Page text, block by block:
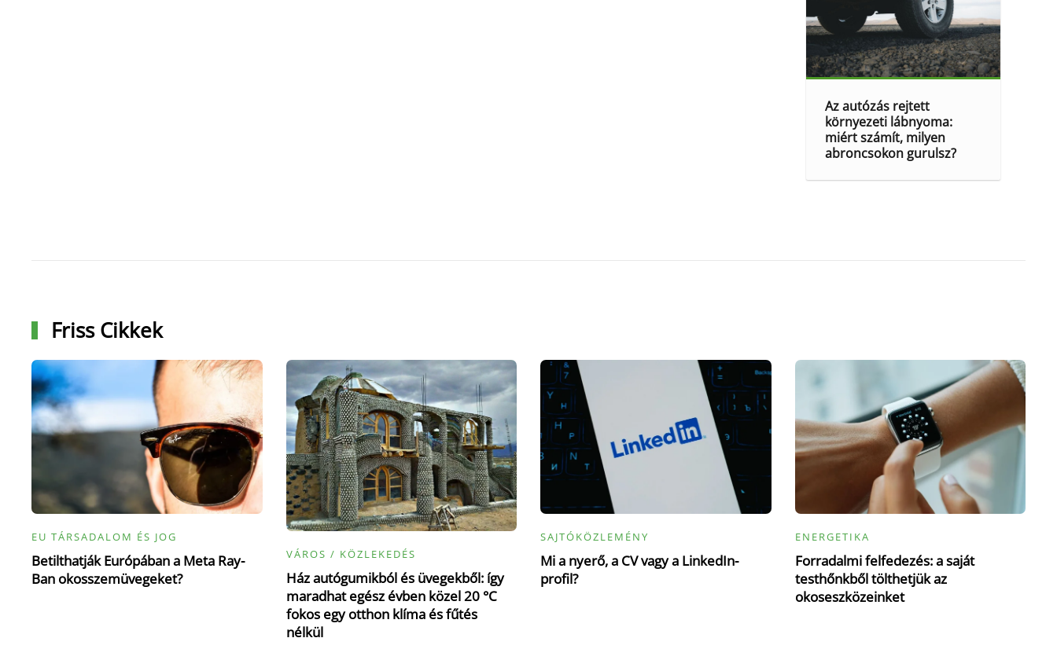
Az autózás rejtett
környezeti lábnyoma:
miért számít, milyen
abroncsokon gurulsz?
Friss Cikkek
EU TÁRSADALOM ÉS JOG
Betilthatják Európában a Meta Ray-
Ban okosszemüvegeket?
VÁROS / KÖZLEKEDÉS
Ház autógumikból és üvegekből: így
maradhat egész évben közel 20 °C
fokos egy otthon klíma és fűtés
nélkül
SAJTÓKÖZLEMÉNY
Mi a nyerő, a CV vagy a LinkedIn-
profil?
ENERGETIKA
Forradalmi felfedezés: a saját
testhőnkből tölthetjük az
okoseszközeinket